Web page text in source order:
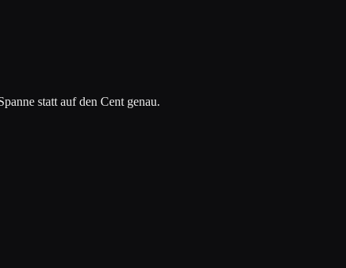
statt auf den Cent genau.